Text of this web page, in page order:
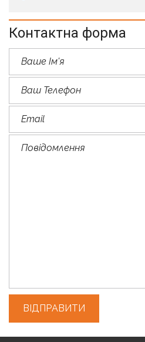
Контактна форма